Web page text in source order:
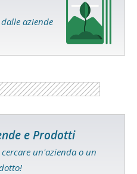
aziende
e Prodotti
un'azienda o un